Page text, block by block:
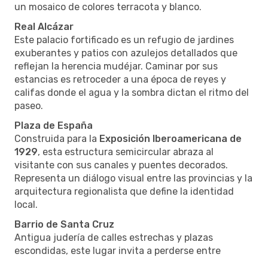
un mosaico de colores terracota y blanco.
Real Alcázar
Este palacio fortificado es un refugio de jardines
exuberantes y patios con azulejos detallados que
reflejan la herencia mudéjar. Caminar por sus
estancias es retroceder a una época de reyes y
califas donde el agua y la sombra dictan el ritmo del
paseo.
Plaza de España
Construida para la Exposición Iberoamericana de
1929, esta estructura semicircular abraza al
visitante con sus canales y puentes decorados.
Representa un diálogo visual entre las provincias y la
arquitectura regionalista que define la identidad
local.
Barrio de Santa Cruz
Antigua judería de calles estrechas y plazas
escondidas, este lugar invita a perderse entre